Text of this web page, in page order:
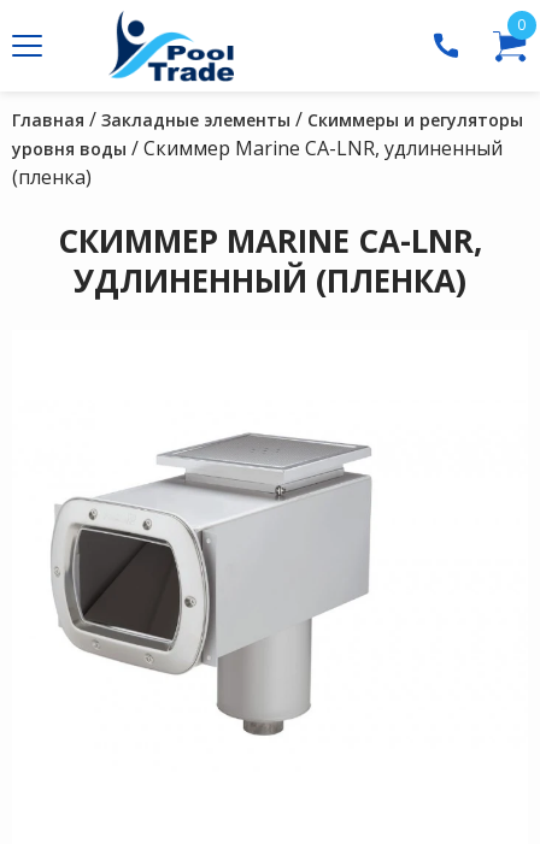
0
Главная / Закладные элементы / Скиммеры и регуляторы
уровня воды / Скиммер Marine CA-LNR, удлиненный
(пленка)
СКИММЕР MARINE CA-LNR,
УДЛИНЕННЫЙ (ПЛЕНКА)